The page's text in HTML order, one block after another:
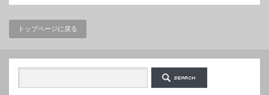
トップページに戻る